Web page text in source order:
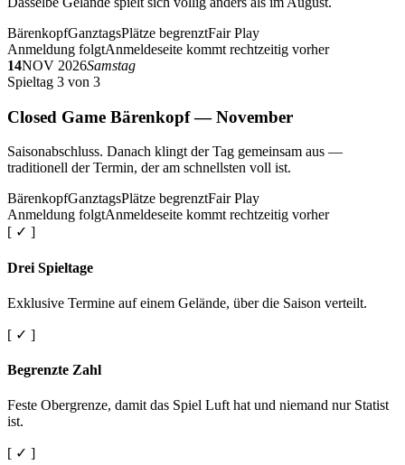
BärenkopfGanztagsPlätze begrenztFair Play
Anmeldung folgtAnmeldeseite kommt rechtzeitig vorher
14NOV 2026Samstag
Spieltag 3 von 3
Closed Game Bärenkopf — November
Saisonabschluss. Danach klingt der Tag gemeinsam aus —
traditionell der Termin, der am schnellsten voll ist.
BärenkopfGanztagsPlätze begrenztFair Play
Anmeldung folgtAnmeldeseite kommt rechtzeitig vorher
[ ✓ ]
Drei Spieltage
Exklusive Termine auf einem Gelände, über die Saison verteilt.
[ ✓ ]
Begrenzte Zahl
Feste Obergrenze, damit das Spiel Luft hat und niemand nur Statist
ist.
[ ✓ ]